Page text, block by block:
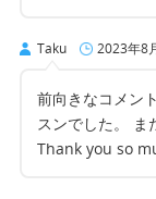
Taku 2023年8
前向きなコメン
スンでした。 ま
Thank you so